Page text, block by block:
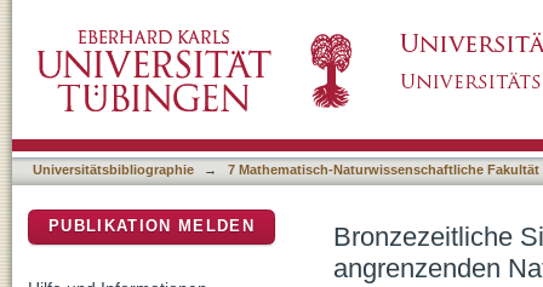
Universitätsbibliographie → 7 Mathematisch-Naturwissenschaftliche Fakultät
Bronzezeitliche
angrenzenden
PUBLIKATION MELDEN